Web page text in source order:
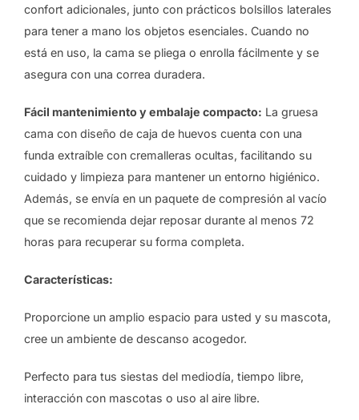
confort adicionales, junto con prácticos bolsillos laterales
para tener a mano los objetos esenciales. Cuando no
está en uso, la cama se pliega o enrolla fácilmente y se
asegura con una correa duradera.
Fácil mantenimiento y embalaje compacto: La gruesa
cama con diseño de caja de huevos cuenta con una
funda extraíble con cremalleras ocultas, facilitando su
cuidado y limpieza para mantener un entorno higiénico.
Además, se envía en un paquete de compresión al vacío
que se recomienda dejar reposar durante al menos 72
horas para recuperar su forma completa.
Características:
Proporcione un amplio espacio para usted y su mascota,
cree un ambiente de descanso acogedor.
Perfecto para tus siestas del mediodía, tiempo libre,
interacción con mascotas o uso al aire libre.